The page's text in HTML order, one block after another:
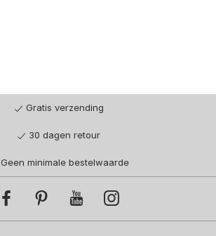
Gratis verzending
30 dagen retour
Geen minimale bestelwaarde